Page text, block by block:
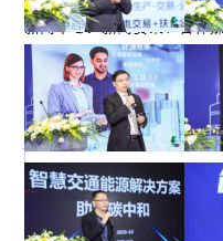
展会服务：路线图文：货运
新闻中心：新闻资讯、合作
参展费用：
普通标准展位
12800元/个/9平米
l 三面/两面展板（
l 展位内地毯满铺
l 展位楣板（写有展位编号、